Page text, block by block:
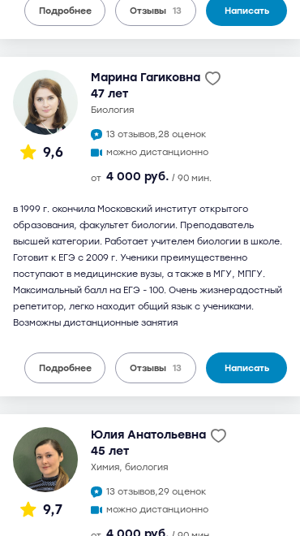
Подробнее Отзывы 13 Написать
9,6
Марина Гагиковна
47 лет
биология
13 отзывов,28 оценок
можно дистанционно
от 4 000 руб. / 90 мин.
в 1999 г. окончила Московский институт открытого
образования, факультет биологии. Преподаватель
высшей категории. Работает учителем биологии в школе.
Готовит к ЕГЭ с 2009 г. Ученики преимущественно
поступают в медицинские вузы, а также в МГУ, МПГУ.
Максимальный балл на ЕГЭ - 100. Очень жизнерадостный
репетитор, легко находит общий язык с учениками.
Возможны дистанционные занятия
Подробнее Отзывы 13 Написать
9,7
Юлия Анатольевна
45 лет
химия, биология
13 отзывов,29 оценок
можно дистанционно